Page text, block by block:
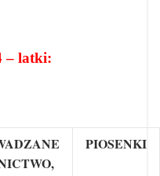
– latki:
PIOSENKI